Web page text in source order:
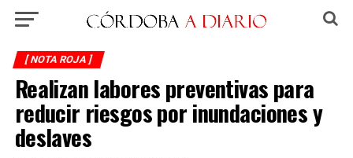
[ NOTA ROJA ]
Realizan labores preventivas para
reducir riesgos por inundaciones y
deslaves